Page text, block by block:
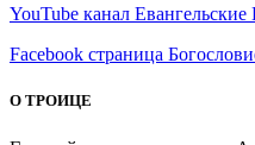
YouTube канал
Facebook страница
О ТРОИЦЕ